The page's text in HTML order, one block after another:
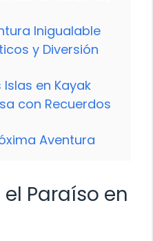
Inigualable
y Diversión
en Kayak
con Recuerdos
Aventura
Paraíso en